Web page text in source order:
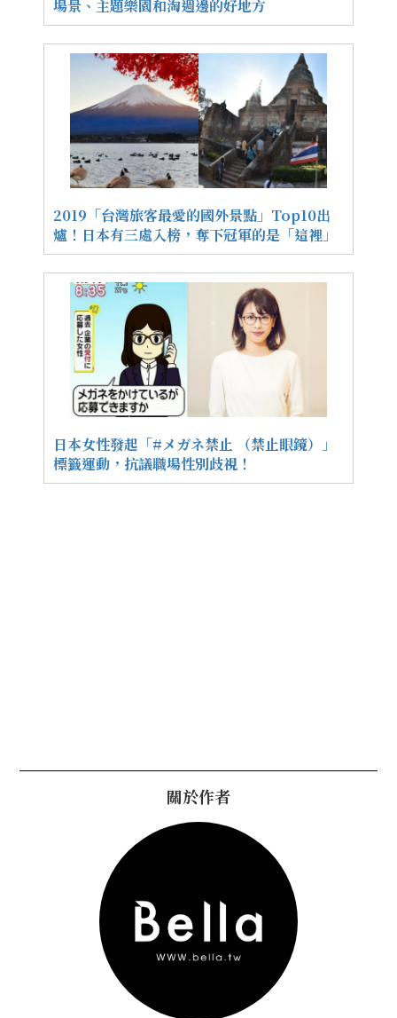
場景、主題樂園和淘週邊的好地方
2019「台灣旅客最愛的國外景點」Top10出
爐！日本有三處入榜，奪下冠軍的是「這裡」
日本女性發起「#メガネ禁止 （禁止眼鏡）」
標籤運動，抗議職場性別歧視！
關於作者